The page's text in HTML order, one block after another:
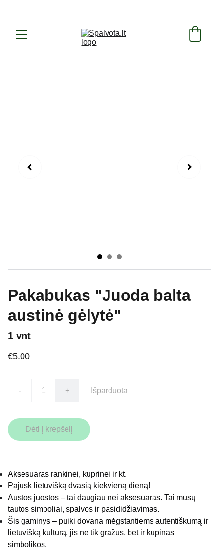
Pakabukas "Juoda balta
austinė gėlytė"
1 vnt
€5.00
- + Išparduota
Dėti į krepšelį
Aksesuaras rankinei, kuprinei ir kt.
Pajusk lietuvišką dvasią kiekvieną dieną!
Austos juostos – tai daugiau nei aksesuaras. Tai mūsų
tautos simboliai, spalvos ir pasididžiavimas.
Šis gaminys – puiki dovana mėgstantiems autentiškumą ir
lietuvišką kultūrą, jis ne tik gražus, bet ir kupinas
simbolikos.